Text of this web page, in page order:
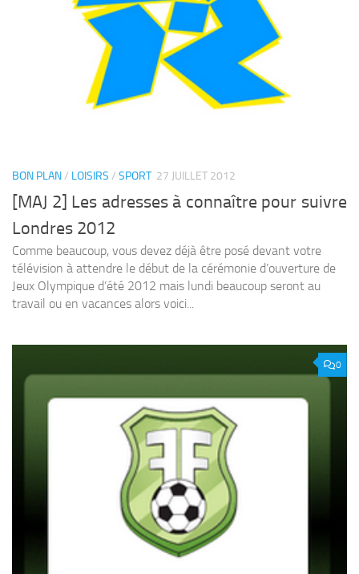
BON PLAN/ LOISIRS / SPORT 27 JUILLET 2012
[MAJ 2] Les adresses à connaître pour suivre
Londres 2012
Comme beaucoup, vous devez déjà être posé devant votre
télévision à attendre le début de la cérémonie d’ouverture de
Jeux Olympique d’été 2012 mais lundi beaucoup seront au
travail ou en vacances alors voici...
0